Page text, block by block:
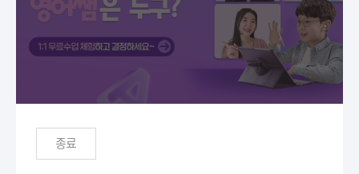
종료